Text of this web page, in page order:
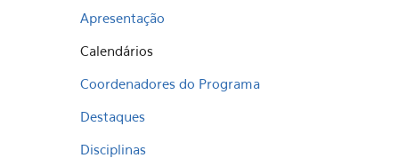
Apresentação
Calendários
Coordenadores do Programa
Destaques
Disciplinas